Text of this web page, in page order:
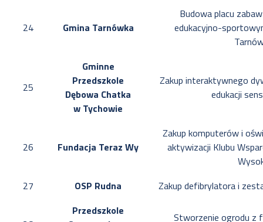
24 Gmina Tarnówka
Budowa placu
edukacyjno-
25
Gminne
Przedszkole
Dębowa Chatka
w Tychowie
Zakup interaktywnego
edukacji
26 Fundacja Teraz Wy
Zakup komputerów i
aktywizacji Klubu
27
OSP Rudna Zakup defibrylatora i
Przedszkole
Stworzenie ogrodu z